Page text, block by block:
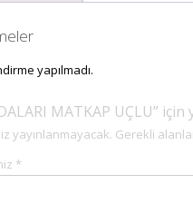
yapılmadı.
MATKAP UÇLU”
yayınlanmayacak. Gerekli
*